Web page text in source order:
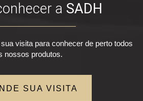
a SADH
visita para conhecer de perto todos
nossos produtos.
SUA VISITA